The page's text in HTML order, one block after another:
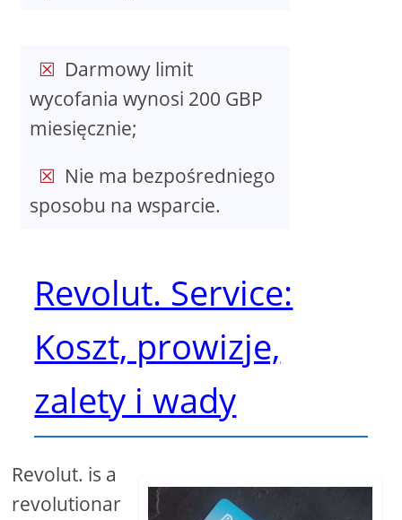
Darmowy limit
wycofania wynosi 200 GBP
miesięcznie;
Nie ma bezpośredniego
sposobu na wsparcie.
Revolut. Service:
Koszt, prowizje,
zalety i wady
Revolut. is a
revolutionar